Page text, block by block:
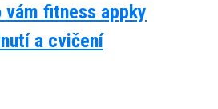
fitness appky
a cvičení